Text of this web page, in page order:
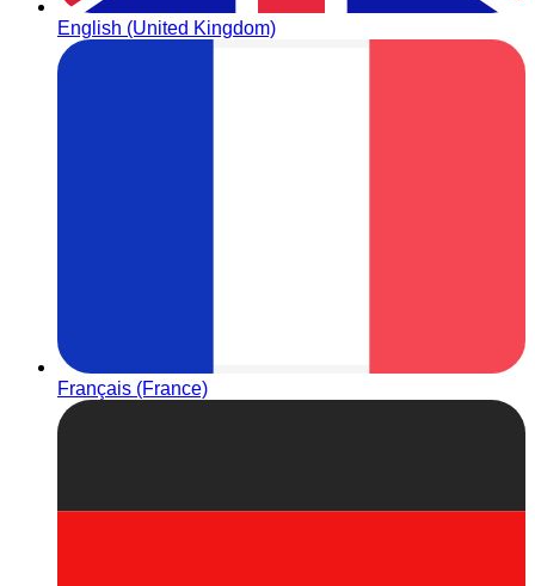
English (United Kingdom)
Français (France)